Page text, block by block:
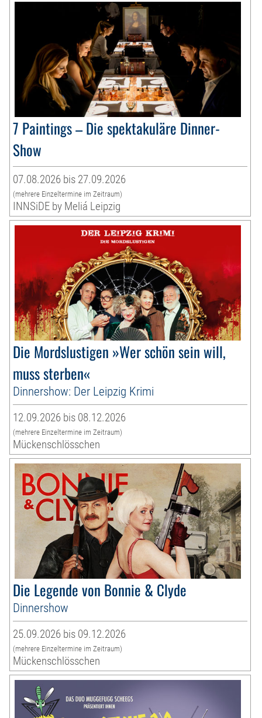
7 Paintings – Die spektakuläre Dinner-
Show
07.08.2026 bis 27.09.2026
(mehrere Einzeltermine im Zeitraum)
INNSiDE by Meliá Leipzig
Die Mordslustigen »Wer schön sein will,
muss sterben«
Dinnershow: Der Leipzig Krimi
12.09.2026 bis 08.12.2026
(mehrere Einzeltermine im Zeitraum)
Mückenschlösschen
Die Legende von Bonnie & Clyde
Dinnershow
25.09.2026 bis 09.12.2026
(mehrere Einzeltermine im Zeitraum)
Mückenschlösschen